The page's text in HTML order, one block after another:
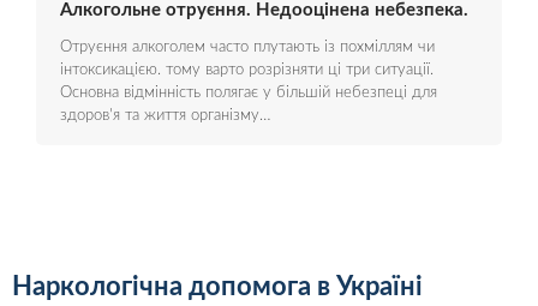
Алкогольне отруєння. Недооцінена небезпека.
Отруєння алкоголем часто плутають із похміллям чи
інтоксикацією. тому варто розрізняти ці три ситуації.
Основна відмінність полягає у більшій небезпеці для
здоров'я та життя організму…
Наркологічна допомога в Україні